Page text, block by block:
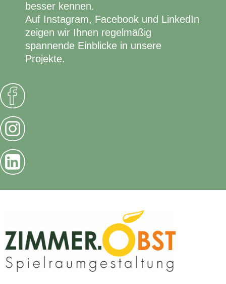
besser kennen.
Auf Instagram, Facebook und LinkedIn
zeigen wir Ihnen regelmäßig
spannende Einblicke in unsere
Projekte.